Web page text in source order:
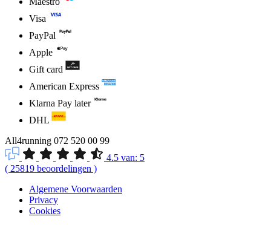
Visa
PayPal
Apple
Gift card
American Express
Klarna Pay later
DHL
All4running 072 520 00 99
4.5 van: 5
( 25819 beoordelingen )
Algemene Voorwaarden
Privacy
Cookies